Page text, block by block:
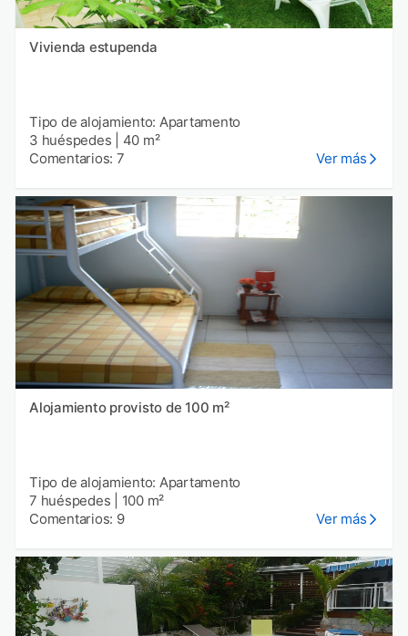
Vivienda estupenda
Tipo de alojamiento: Apartamento
3 huéspedes
40 m²
Comentarios: 7
Ver más
Alojamiento provisto de 100 m²
Tipo de alojamiento: Apartamento
7 huéspedes
100 m²
Comentarios: 9
Ver más